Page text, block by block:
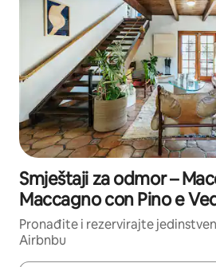
Smještaji za odmor –
Maccagno con Pino e
Pronađite i rezervirajte
Airbnbu